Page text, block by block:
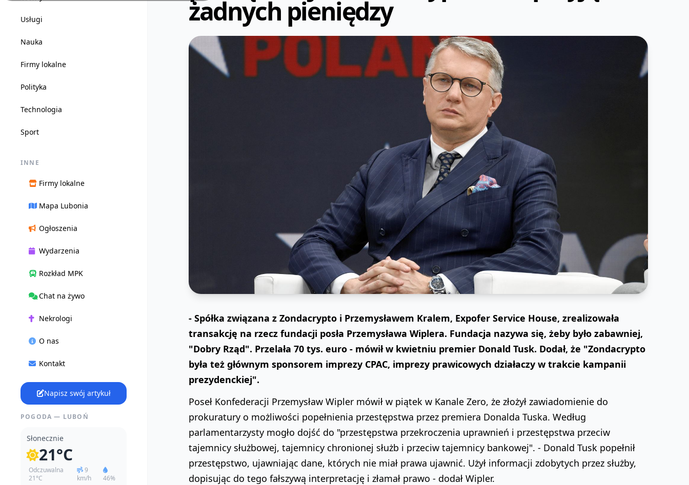
Usługi
Nauka
Firmy lokalne
Polityka
Technologia
Sport
INNE
Firmy lokalne
Mapa Lubonia
Ogłoszenia
Wydarzenia
Rozkład MPK
Chat na żywo
Nekrologi
O nas
Kontakt
Napisz swój artykuł
POGODA — LUBOŃ
Słonecznie
21°C
Odczuwalna
21°C
9
km/h
46%
żadnych pieniędzy
- Spółka związana z Zondacrypto i Przemysławem Kralem, Expofer Service House, zrealizowała
transakcję na rzecz fundacji posła Przemysława Wiplera. Fundacja nazywa się, żeby było zabawniej,
"Dobry Rząd". Przelała 70 tys. euro - mówił w kwietniu premier Donald Tusk. Dodał, że "Zondacrypto
była też głównym sponsorem imprezy CPAC, imprezy prawicowych działaczy w trakcie kampanii
prezydenckiej".
Poseł Konfederacji Przemysław Wipler mówił w piątek w Kanale Zero, że złożył zawiadomienie do
prokuratury o możliwości popełnienia przestępstwa przez premiera Donalda Tuska. Według
parlamentarzysty mogło dojść do "przestępstwa przekroczenia uprawnień i przestępstwa przeciw
tajemnicy służbowej, tajemnicy chronionej służb i przeciw tajemnicy bankowej". - Donald Tusk popełnił
przestępstwo, ujawniając dane, których nie miał prawa ujawnić. Użył informacji zdobytych przez służby,
dopisując do tego fałszywą interpretację i złamał prawo - dodał Wipler.